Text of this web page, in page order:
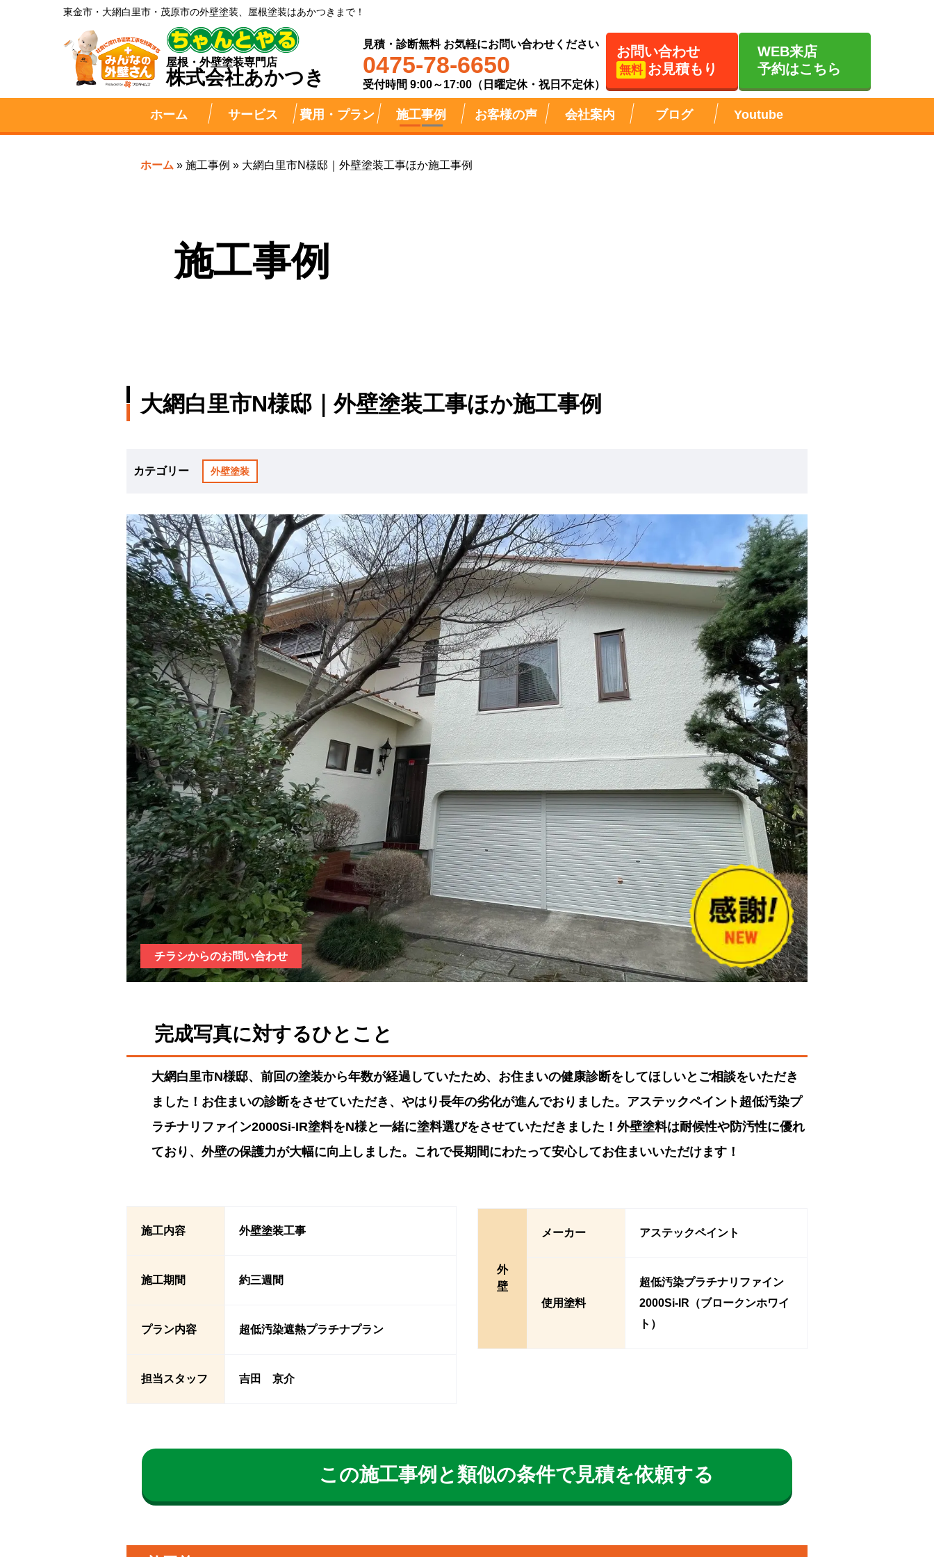
東金市・大網白里市・茂原市の外壁塗装、屋根塗装はあかつきまで！
屋根・外壁塗装専門店
株式会社あかつき
見積・診断無料 お気軽にお問い合わせください
0475-78-6650
受付時間 9:00～17:00（日曜定休・祝日不定休）
お問い合わせ
無料 お見積もり
WEB来店
予約はこちら
ホーム サービス 費用・プラン 施工事例 お客様の声 会社案内 ブログ Youtube
ホーム » 施工事例 » 大網白里市N様邸｜外壁塗装工事ほか施工事例
施工事例
大網白里市N様邸｜外壁塗装工事ほか施工事例
カテゴリー 外壁塗装
チラシからのお問い合わせ
完成写真に対するひとこと
大網白里市N様邸、前回の塗装から年数が経過していたため、お住まいの健康診断をしてほしいとご相談をいただき
ました！お住まいの診断をさせていただき、やはり長年の劣化が進んでおりました。アステックペイント超低汚染プ
ラチナリファイン2000Si-IR塗料をN様と一緒に塗料選びをさせていただきました！外壁塗料は耐候性や防汚性に優れ
ており、外壁の保護力が大幅に向上しました。これで長期間にわたって安心してお住まいいただけます！
施工内容 外壁塗装工事
施工期間 約三週間
プラン内容 超低汚染遮熱プラチナプラン
担当スタッフ 吉田 京介
外
壁
メーカー アステックペイント
使用塗料
超低汚染プラチナリファイン
2000Si-IR（ブロークンホワイ
ト）
この施工事例と類似の条件で見積を依頼する